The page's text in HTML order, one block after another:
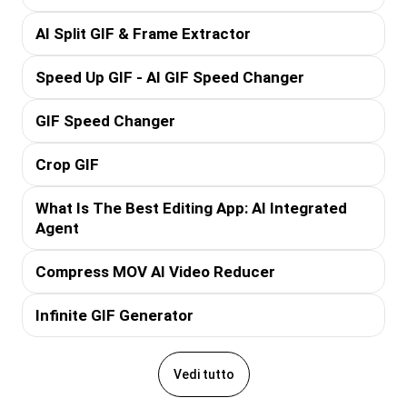
AI Split GIF & Frame Extractor
Speed Up GIF - AI GIF Speed Changer
GIF Speed Changer
Crop GIF
What Is The Best Editing App: AI Integrated
Agent
Compress MOV AI Video Reducer
Infinite GIF Generator
Vedi tutto